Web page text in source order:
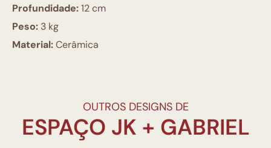
Profundidade:12 cm
Peso: 3 kg
Material:Cerâmica
OUTROS DESIGNS DE